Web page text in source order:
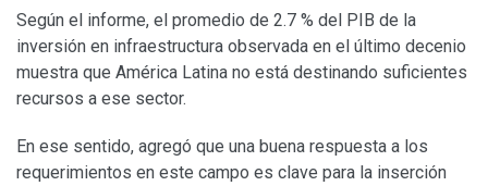
Según el informe, el promedio de 2.7 % del PIB de la
inversión en infraestructura observada en el último decenio
muestra que América Latina no está destinando suficientes
recursos a ese sector.
En ese sentido, agregó que una buena respuesta a los
requerimientos en este campo es clave para la inserción